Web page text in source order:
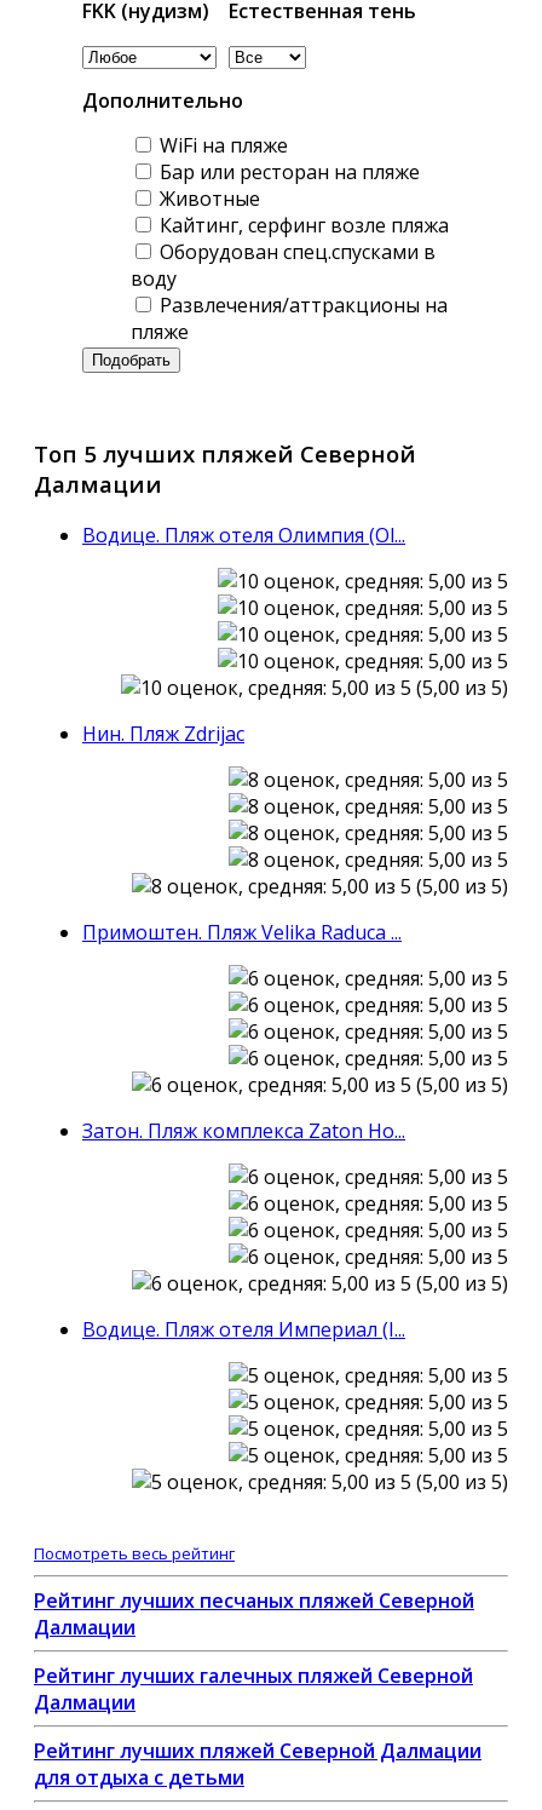
FKK (нудизм) Естественная тень
Дополнительно
WiFi на пляже
Бар или ресторан на пляже
Животные
Кайтинг, серфинг возле пляжа
Оборудован спец.спусками в
воду
Развлечения/аттракционы на
пляже
Топ 5 лучших пляжей Северной
Далмации
Водице. Пляж отеля Олимпия (Ol...
(5,00 из 5)
Нин. Пляж Zdrijac
(5,00 из 5)
Примоштен. Пляж Velika Raduca ...
(5,00 из 5)
Затон. Пляж комплекса Zaton Ho...
(5,00 из 5)
Водице. Пляж отеля Империал (I...
(5,00 из 5)
Посмотреть весь рейтинг
Рейтинг лучших песчаных пляжей Северной
Далмации
Рейтинг лучших галечных пляжей Северной
Далмации
Рейтинг лучших пляжей Северной Далмации
для отдыха с детьми